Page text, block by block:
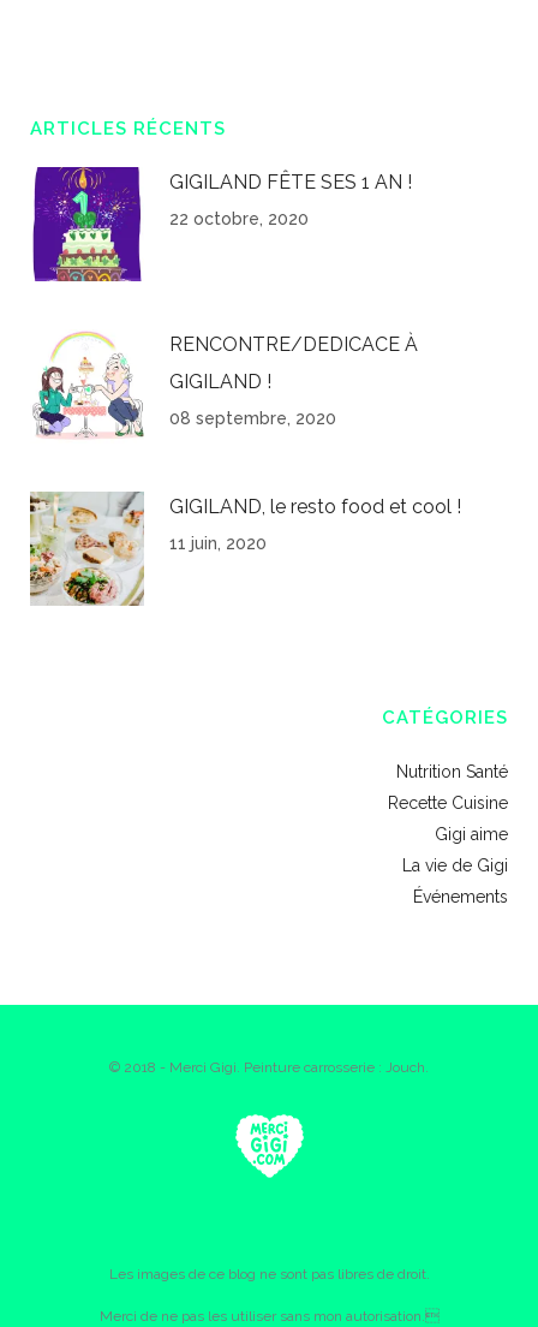
ARTICLES RÉCENTS
GIGILAND FÊTE SES 1 AN !
22 octobre, 2020
RENCONTRE/DEDICACE À
GIGILAND !
08 septembre, 2020
GIGILAND, le resto food et cool !
11 juin, 2020
CATÉGORIES
Nutrition Santé
Recette Cuisine
Gigi aime
La vie de Gigi
Événements
© 2018 - Merci Gigi. Peinture carrosserie : Jouch.
Les images de ce blog ne sont pas libres de droit.
Merci de ne pas les utiliser sans mon autorisation.